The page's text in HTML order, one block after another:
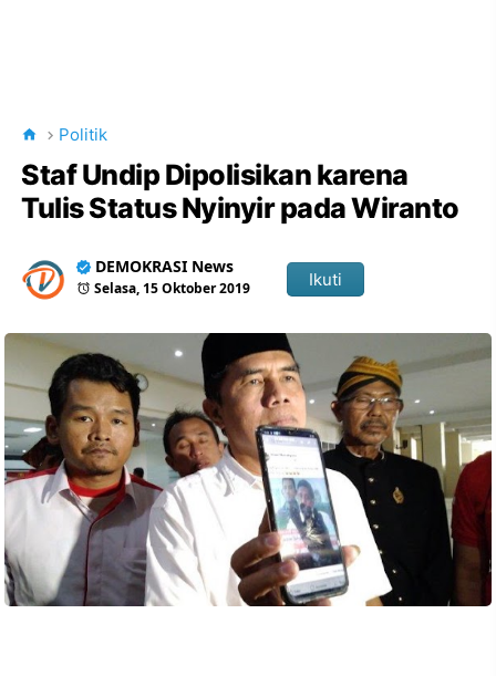
Politik
Staf Undip Dipolisikan karena
Tulis Status Nyinyir pada Wiranto
DEMOKRASI News
Selasa, 15 Oktober 2019 Ikuti